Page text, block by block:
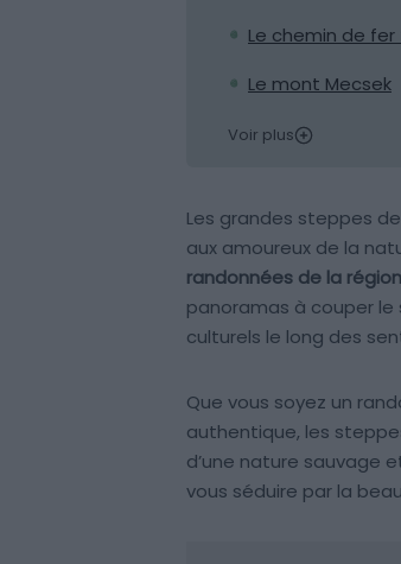
Le chemin de
Le mont Mecsek
Voir plus
Les grandes steppes
aux amoureux de la
randonnées de la région
panoramas à couper
culturels le long des
Que vous soyez un
authentique, les
d’une nature sauvage
vous séduire par la